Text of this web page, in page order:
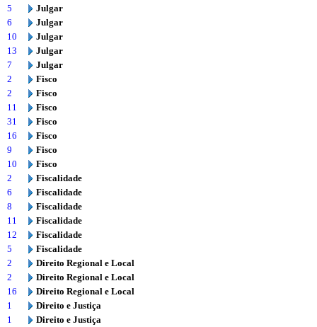
5
Julgar
6
Julgar
10
Julgar
13
Julgar
7
Julgar
2
Fisco
2
Fisco
11
Fisco
31
Fisco
16
Fisco
9
Fisco
10
Fisco
2
Fiscalidade
6
Fiscalidade
8
Fiscalidade
11
Fiscalidade
12
Fiscalidade
5
Fiscalidade
2
Direito Regional e Local
2
Direito Regional e Local
16
Direito Regional e Local
1
Direito e Justiça
1
Direito e Justiça